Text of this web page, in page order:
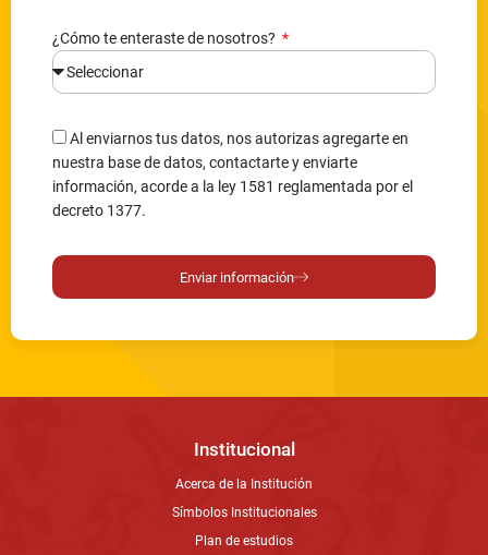
¿Cómo te enteraste de nosotros?
Al enviarnos tus datos, nos autorizas agregarte en
nuestra base de datos, contactarte y enviarte
información, acorde a la ley 1581 reglamentada por el
decreto 1377.
Enviar información
Institucional
Acerca de la Institución
Símbolos Institucionales
Plan de estudios